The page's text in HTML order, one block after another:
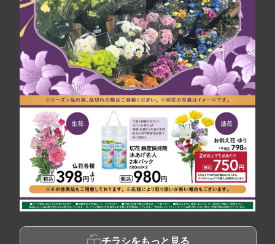
チラシをもっと見る